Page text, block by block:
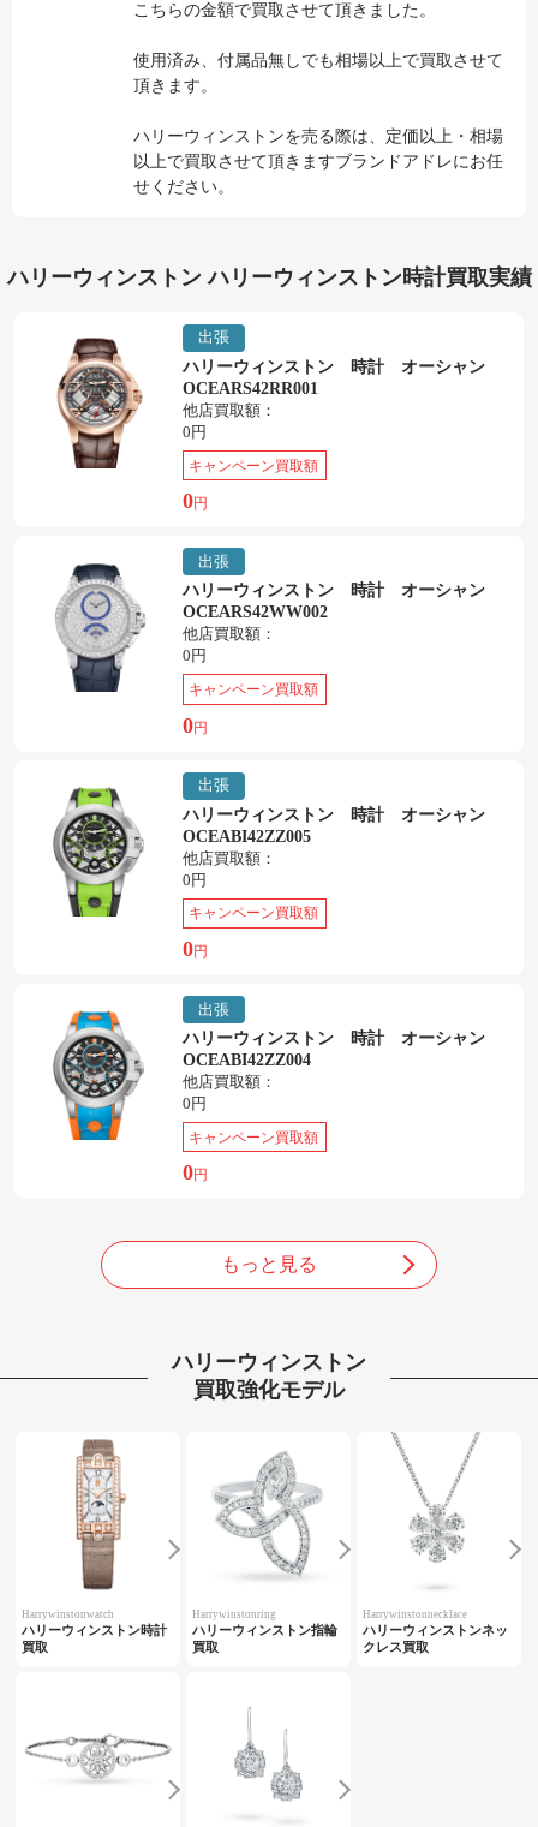
こちらの金額で買取させて頂きました。
使用済み、付属品無しでも相場以上で買取させて
頂きます。
ハリーウィンストンを売る際は、定価以上・相場
以上で買取させて頂きますブランドアドレにお任
せください。
ハリーウィンストン ハリーウィンストン時計買取実績
出張
ハリーウィンストン 時計 オーシャン
OCEARS42RR001
他店買取額：
0円
キャンペーン買取額
0円
出張
ハリーウィンストン 時計 オーシャン
OCEARS42WW002
他店買取額：
0円
キャンペーン買取額
0円
出張
ハリーウィンストン 時計 オーシャン
OCEABI42ZZ005
他店買取額：
0円
キャンペーン買取額
0円
出張
ハリーウィンストン 時計 オーシャン
OCEABI42ZZ004
他店買取額：
0円
キャンペーン買取額
0円
もっと見る
ハリーウィンストン
買取強化モデル
Harrywinstonwatch
ハリーウィンストン時計
買取
Harrywinstonring
ハリーウィンストン指輪
買取
Harrywinstonnecklace
ハリーウィンストンネッ
クレス買取